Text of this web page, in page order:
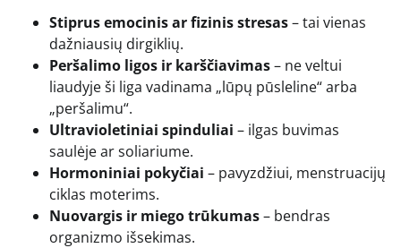
Stiprus emocinis ar fizinis stresas– tai vienas
dažniausių dirgiklių.
Peršalimo ligos ir karščiavimas– ne veltui
liaudyje ši liga vadinama „lūpų pūsleline“ arba
„peršalimu“.
Ultravioletiniai spinduliai – ilgas buvimas
saulėje ar soliariume.
Hormoniniai pokyčiai – pavyzdžiui, menstruacijų
ciklas moterims.
Nuovargis ir miego trūkumas– bendras
organizmo išsekimas.